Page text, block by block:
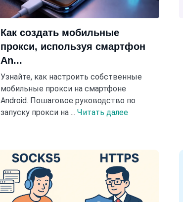
Как создать мобильные
прокси, используя смартфон
An...
Узнайте, как настроить собственные
мобильные прокси на смартфоне
Android. Пошаговое руководство по
запуску прокси на ...Читать далее